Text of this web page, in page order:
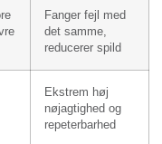
Fanger fejl med
det samme,
reducerer spild
Ekstrem høj
nøjagtighed og
repeterbarhed